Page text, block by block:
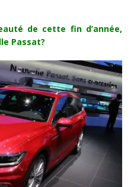
de cette fin d’année,
Passat?